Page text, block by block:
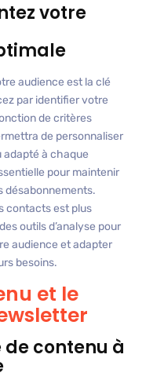
votre
audience est la clé
par identifier votre
de critères
de personnaliser
adapté à chaque
pour maintenir
désabonnements.
contacts est plus
outils d’analyse pour
audience et adapter
besoins.
et le
contenu à